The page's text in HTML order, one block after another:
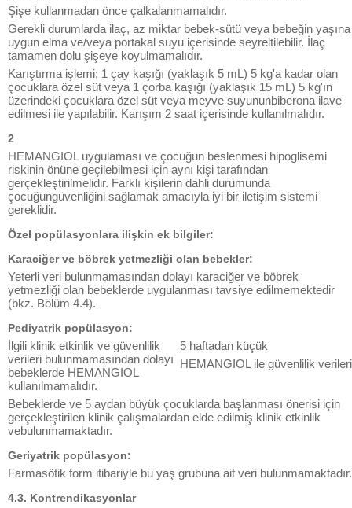
Şişe kullanmadan önce çalkalanmamalıdır.
Gerekli durumlarda ilaç, az miktar bebek-sütü veya bebeğin yaşına
uygun elma ve/veya portakal suyu içerisinde seyreltilebilir. İlaç
tamamen dolu şişeye koyulmamalıdır.
Karıştırma işlemi; 1 çay kaşığı (yaklaşık 5 mL) 5 kg'a kadar olan
çocuklara özel süt veya 1 çorba kaşığı (yaklaşık 15 mL) 5 kg'ın
üzerindeki çocuklara özel süt veya meyve suyununbiberona ilave
edilmesi ile yapılabilir. Karışım 2 saat içerisinde kullanılmalıdır.
2
HEMANGIOL uygulaması ve çocuğun beslenmesi hipoglisemi
riskinin önüne geçilebilmesi için aynı kişi tarafından
gerçekleştirilmelidir. Farklı kişilerin dahli durumunda
çocuğungüvenliğini sağlamak amacıyla iyi bir iletişim sistemi
gereklidir.
Özel popülasyonlara ilişkin ek bilgiler:
Karaciğer ve böbrek yetmezliği olan bebekler:
Yeterli veri bulunmamasından dolayı karaciğer ve böbrek
yetmezliği olan bebeklerde uygulanması tavsiye edilmemektedir
(bkz. Bölüm 4.4).
Pediyatrik popülasyon:
5 haftadan küçük
HEMANGIOL ile güvenlilik verileri
İlgili klinik etkinlik ve güvenlilik
verileri bulunmamasından dolayı
bebeklerde HEMANGIOL
kullanılmamalıdır.
Bebeklerde ve 5 aydan büyük çocuklarda başlanması önerisi için
gerçekleştirilen klinik çalışmalardan elde edilmiş klinik etkinlik
vebulunmamaktadır.
Geriyatrik popülasyon:
Farmasötik form itibariyle bu yaş grubuna ait veri bulunmamaktadır.
4.3. Kontrendikasyonlar